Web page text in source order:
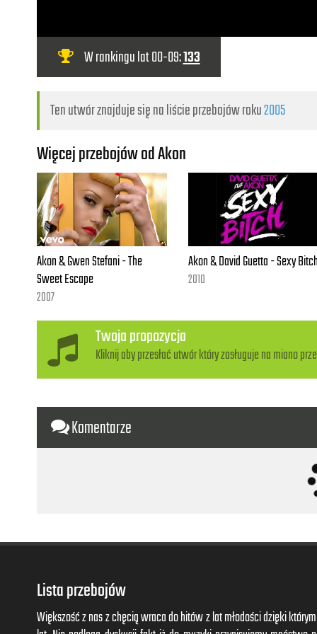
W rankingu lat 00-09:133
Ten utwór znajduje się na liście przebojów roku2005
Więcej przebojów od Akon
Akon & Gwen Stefani - The
Sweet Escape
2007
Akon & David Guetta - Sexy
2010
Twoja propozycja
Kliknij aby przesłać utwór który zasługuje na miano
Komentarze
Lista przebojów
Większość z nas z chęcią wraca do hitów z lat młodości dzięki